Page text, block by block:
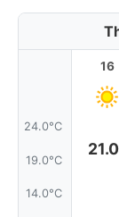
24.0°C
19.0°C
14.0°C
16